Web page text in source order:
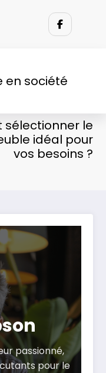
en société
le
idéal pour
vos besoins ?
passionné,
pour le